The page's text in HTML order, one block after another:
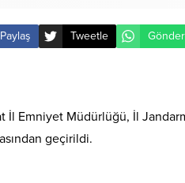
Paylaş Tweetle Gönder
İl Emniyet Müdürlüğü, İl
geçirildi.